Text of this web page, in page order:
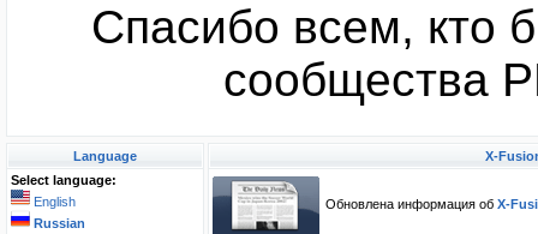
Спасибо всем, кто
сообщества
Language
Select language:
English
Russian
X-
Обновлена информация об X-